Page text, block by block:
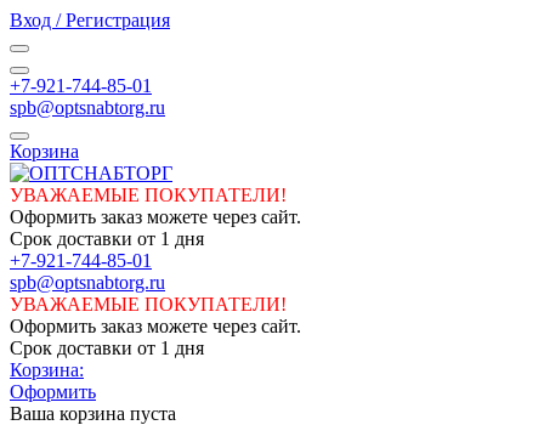
Вход / Регистрация
+7-921-744-85-01
spb@optsnabtorg.ru
Корзина
УВАЖАЕМЫЕ ПОКУПАТЕЛИ!
Оформить заказ можете через сайт.
Срок доставки от 1 дня
+7-921-744-85-01
spb@optsnabtorg.ru
УВАЖАЕМЫЕ ПОКУПАТЕЛИ!
Оформить заказ можете через сайт.
Срок доставки от 1 дня
Корзина:
Оформить
Ваша корзина пуста